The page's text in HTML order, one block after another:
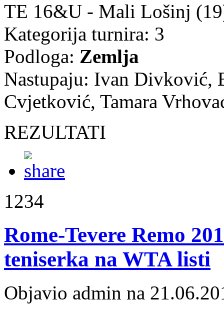
TE 16&U - Mali Lošinj
Kategorija turnira: 3
Podloga: Zemlja
Nastupaju: Ivan Divković,
Cvjetković, Tamara
REZULTATI
1234
Rome-Tevere Remo
teniserka na WTA listi
Objavio admin na